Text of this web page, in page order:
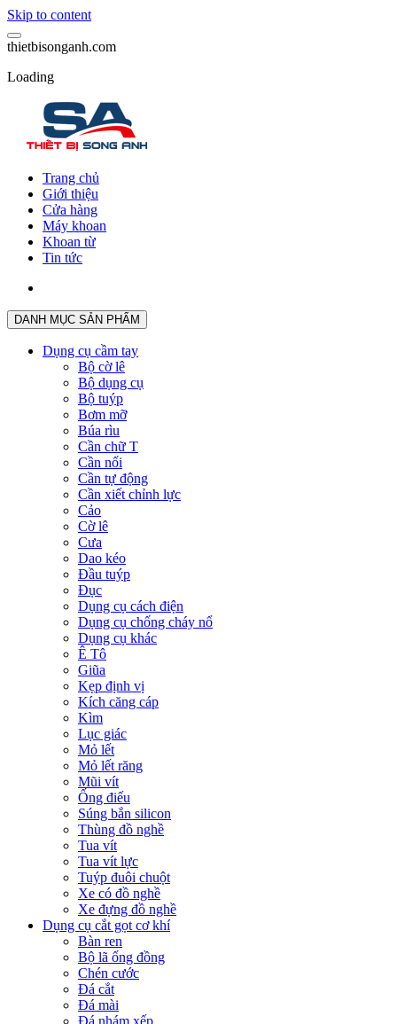
Skip to content
thietbisonganh.com
Loading
Trang chủ
Giới thiệu
Cửa hàng
Máy khoan
Khoan từ
Tin tức
DANH MỤC SẢN PHẨM
Dụng cụ cầm tay
Bộ cờ lê
Bộ dụng cụ
Bộ tuýp
Bơm mỡ
Búa rìu
Cần chữ T
Cần nối
Cần tự động
Cần xiết chỉnh lực
Cảo
Cờ lê
Cưa
Dao kéo
Đầu tuýp
Đục
Dụng cụ cách điện
Dụng cụ chống cháy nổ
Dụng cụ khác
Ê Tô
Giũa
Kẹp định vị
Kích căng cáp
Kìm
Lục giác
Mỏ lết
Mỏ lết răng
Mũi vít
Ống điếu
Súng bắn silicon
Thùng đồ nghề
Tua vít
Tua vít lực
Tuýp đuôi chuột
Xe có đồ nghề
Xe đựng đồ nghề
Dụng cụ cắt gọt cơ khí
Bàn ren
Bộ lã ống đồng
Chén cước
Đá cắt
Đá mài
Đá nhám xếp